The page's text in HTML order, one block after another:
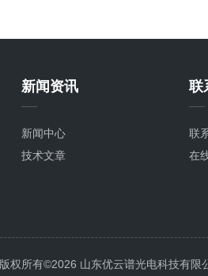
新闻资讯
新闻中心
技术文章
联
联
在
版权所有©2026 山东优云谱光电科技有